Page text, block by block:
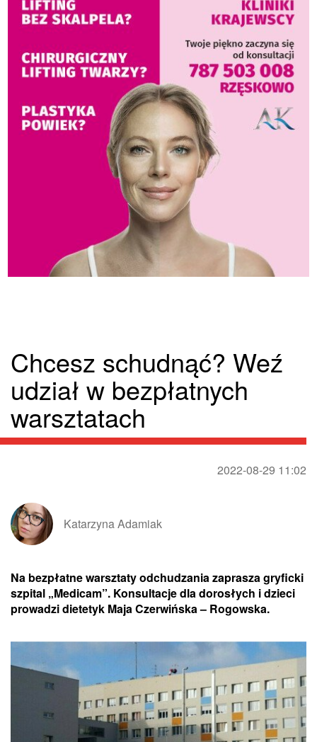
Chcesz schudnąć? Weź
udział w bezpłatnych
warsztatach
2022-08-29 11:02
Katarzyna Adamiak
Na bezpłatne warsztaty odchudzania zaprasza gryficki
szpital „Medicam”. Konsultacje dla dorosłych i dzieci
prowadzi dietetyk Maja Czerwińska – Rogowska.